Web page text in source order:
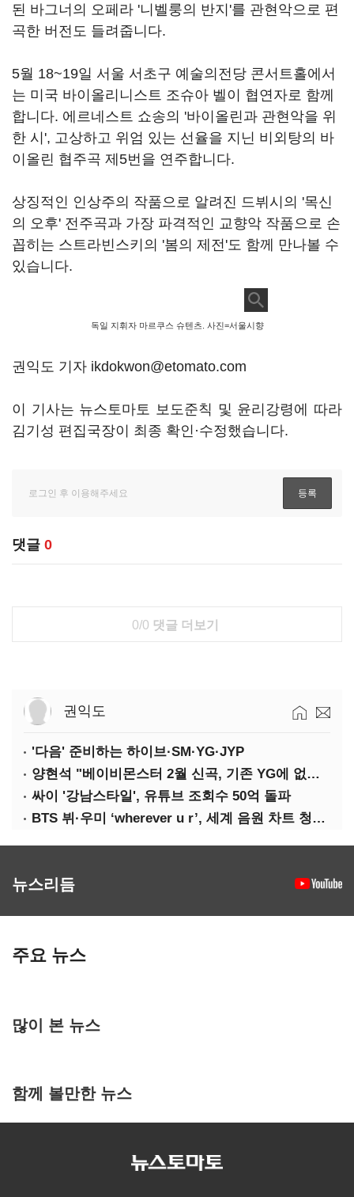
된 바그너의 오페라 '니벨룽의 반지'를 관현악으로 편
곡한 버전도 들려줍니다.
5월 18~19일 서울 서초구 예술의전당 콘서트홀에서
는 미국 바이올리니스트 조슈아 벨이 협연자로 함께
합니다. 에르네스트 쇼송의 '바이올린과 관현악을 위
한 시', 고상하고 위엄 있는 선율을 지닌 비외탕의 바
이올린 협주곡 제5번을 연주합니다.
상징적인 인상주의 작품으로 알려진 드뷔시의 '목신
의 오후' 전주곡과 가장 파격적인 교향악 작품으로 손
꼽히는 스트라빈스키의 '봄의 제전'도 함께 만나볼 수
있습니다.
독일 지휘자 마르쿠스 슈텐츠. 사진=서울시향
권익도 기자 ikdokwon@etomato.com
이 기사는 뉴스토마토 보도준칙 및 윤리강령에 따라
김기성 편집국장이 최종 확인·수정했습니다.
댓글 0
0/0 댓글 더보기
권익도
'다음' 준비하는 하이브·SM·YG·JYP
양현석 "베이비몬스터 2월 신곡, 기존 YG에 없던 노래"
싸이 '강남스타일', 유튜브 조회수 50억 돌파
BTS 뷔·우미 ‘wherever u r’, 세계 음원 차트 청신호
뉴스리듬
주요 뉴스
많이 본 뉴스
함께 볼만한 뉴스